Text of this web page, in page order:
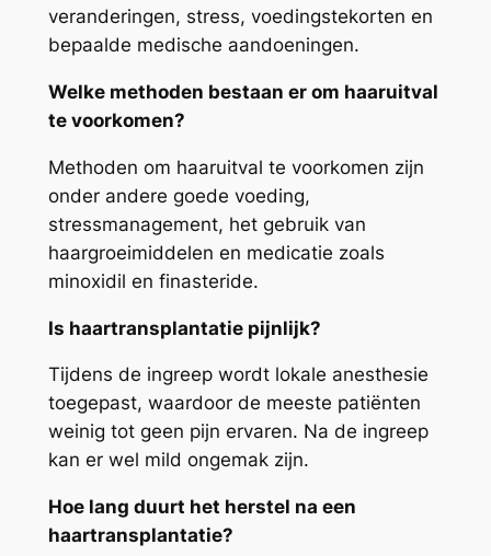
veranderingen, stress, voedingstekorten en
bepaalde medische aandoeningen.
Welke methoden bestaan er om haaruitval
te voorkomen?
Methoden om haaruitval te voorkomen zijn
onder andere goede voeding,
stressmanagement, het gebruik van
haargroeimiddelen en medicatie zoals
minoxidil en finasteride.
Is haartransplantatie pijnlijk?
Tijdens de ingreep wordt lokale anesthesie
toegepast, waardoor de meeste patiënten
weinig tot geen pijn ervaren. Na de ingreep
kan er wel mild ongemak zijn.
Hoe lang duurt het herstel na een
haartransplantatie?